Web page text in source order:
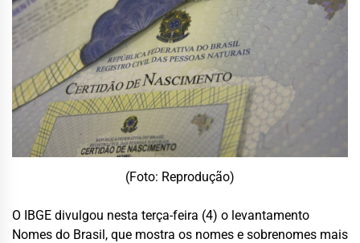
(Foto: Reprodução)
O IBGE divulgou nesta terça-feira (4) o levantamento
Nomes do Brasil, que mostra os nomes e sobrenomes mais